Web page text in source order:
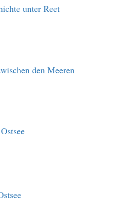
unter Reet
den Meeren